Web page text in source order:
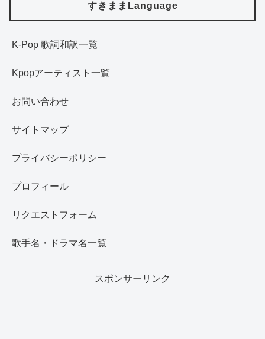
すきままLanguage
K-Pop 歌詞和訳一覧
Kpopアーティスト一覧
お問い合わせ
サイトマップ
プライバシーポリシー
プロフィール
リクエストフォーム
歌手名・ドラマ名一覧
スポンサーリンク